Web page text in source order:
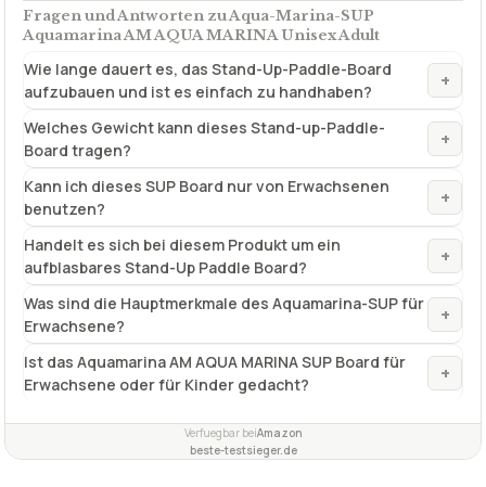
Fragen und Antworten zu Aqua-Marina-SUP
Aquamarina AM AQUA MARINA Unisex Adult
Wie lange dauert es, das Stand-Up-Paddle-Board
aufzubauen und ist es einfach zu handhaben?
+
Welches Gewicht kann dieses Stand-up-Paddle-
Board tragen?
+
Kann ich dieses SUP Board nur von Erwachsenen
benutzen?
+
Handelt es sich bei diesem Produkt um ein
aufblasbares Stand-Up Paddle Board?
+
Was sind die Hauptmerkmale des Aquamarina-SUP für
Erwachsene?
+
Ist das Aquamarina AM AQUA MARINA SUP Board für
Erwachsene oder für Kinder gedacht?
+
Verfuegbar beiAmazon
beste-testsieger.de